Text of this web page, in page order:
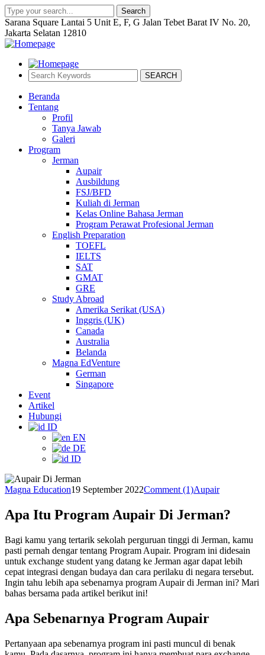
Search
Sarana Square Lantai 5 Unit E, F, G Jalan Tebet Barat IV No. 20,
Jakarta Selatan 12810
SEARCH
Beranda
Tentang
Profil
Tanya Jawab
Galeri
Program
Jerman
Aupair
Ausbildung
FSJ/BFD
Kuliah di Jerman
Kelas Online Bahasa Jerman
Program Perawat Profesional Jerman
English Preparation
TOEFL
IELTS
SAT
GMAT
GRE
Study Abroad
Amerika Serikat (USA)
Inggris (UK)
Canada
Australia
Belanda
Magna EdVenture
German
Singapore
Event
Artikel
Hubungi
ID
EN
DE
ID
Magna Education19 September 2022Comment (1)Aupair
Apa Itu Program Aupair Di Jerman?
Bagi kamu yang tertarik sekolah perguruan tinggi di Jerman, kamu
pasti pernah dengar tentang Program Aupair. Program ini didesain
untuk exchange student yang datang ke Jerman agar dapat lebih
cepat integrasi dengan budaya dan cara perilaku di negara tersebut.
Ingin tahu lebih apa sebenarnya program Aupair di Jerman ini? Mari
bahas bersama pada artikel berikut ini!
Apa Sebenarnya Program Aupair
Pertanyaan apa sebenarnya program ini pasti muncul di benak